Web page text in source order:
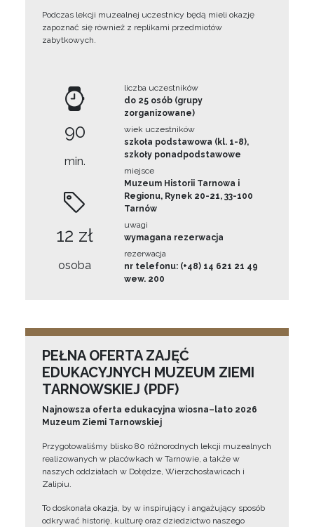
Podczas lekcji muzealnej uczestnicy będą mieli okazję
zapoznać się również z replikami przedmiotów
zabytkowych.
90
min.
12 zł
osoba
liczba uczestników
do 25 osób (grupy
zorganizowane)
wiek uczestników
szkoła podstawowa (kl. 1-8),
szkoły ponadpodstawowe
miejsce
Muzeum Historii Tarnowa i
Regionu, Rynek 20-21, 33-100
Tarnów
uwagi
wymagana rezerwacja
rezerwacja
nr telefonu: (+48) 14 621 21 49
wew. 200
PEŁNA OFERTA ZAJĘĆ
EDUKACYJNYCH MUZEUM ZIEMI
TARNOWSKIEJ (PDF)
Najnowsza oferta edukacyjna wiosna–lato 2026
Muzeum Ziemi Tarnowskiej
Przygotowaliśmy blisko 80 różnorodnych lekcji muzealnych
realizowanych w placówkach w Tarnowie, a także w
naszych oddziałach w Dołędze, Wierzchosławicach i
Zalipiu.
To doskonała okazja, by w inspirujący i angażujący sposób
odkrywać historię, kulturę oraz dziedzictwo naszego